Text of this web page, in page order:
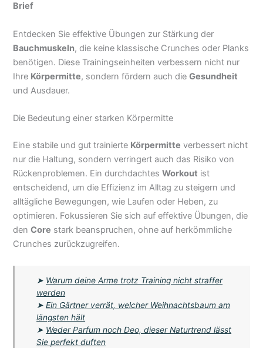
Brief
Entdecken Sie effektive Übungen zur Stärkung der
Bauchmuskeln, die keine klassische Crunches oder Planks
benötigen. Diese Trainingseinheiten verbessern nicht nur
Ihre Körpermitte, sondern fördern auch dieGesundheit
und Ausdauer.
Die Bedeutung einer starken Körpermitte
Eine stabile und gut trainierte Körpermitte verbessert nicht
nur die Haltung, sondern verringert auch das Risiko von
Rückenproblemen. Ein durchdachtesWorkout ist
entscheidend, um die Effizienz im Alltag zu steigern und
alltägliche Bewegungen, wie Laufen oder Heben, zu
optimieren. Fokussieren Sie sich auf effektive Übungen, die
denCore stark beanspruchen, ohne auf herkömmliche
Crunches zurückzugreifen.
➤ Warum deine Arme trotz Training nicht straffer
werden
➤Ein Gärtner verrät, welcher Weihnachtsbaum am
längsten hält
➤ Weder Parfum noch Deo, dieser Naturtrend lässt
Sie perfekt duften